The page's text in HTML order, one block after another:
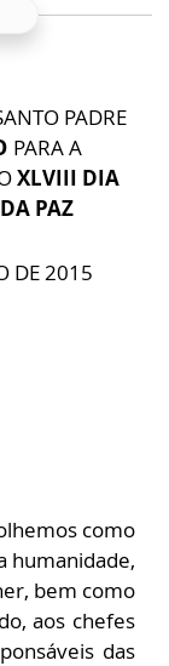
PADRE
PARA A
XLVIII DIA
PAZ
DE 2015
como
humanidade,
bem como
aos chefes
das